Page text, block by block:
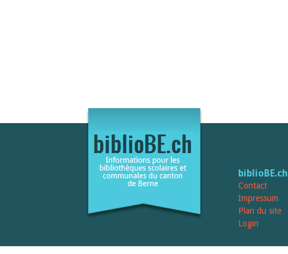
biblioBE.ch
Contact
Impressum
Plan du site
Login